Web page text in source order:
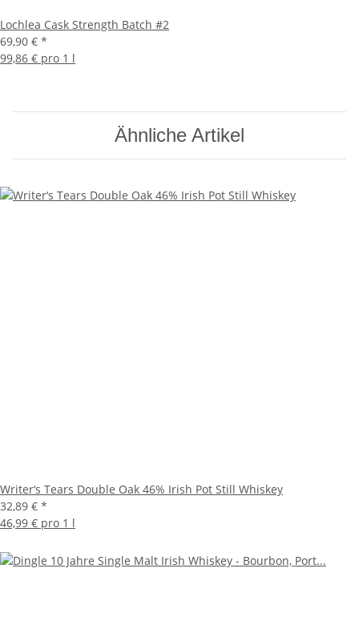
Lochlea Cask Strength Batch #2
69,90 € *
99,86 € pro 1 l
Ähnliche Artikel
Writer‘s Tears Double Oak 46% Irish Pot Still Whiskey
32,89 € *
46,99 € pro 1 l